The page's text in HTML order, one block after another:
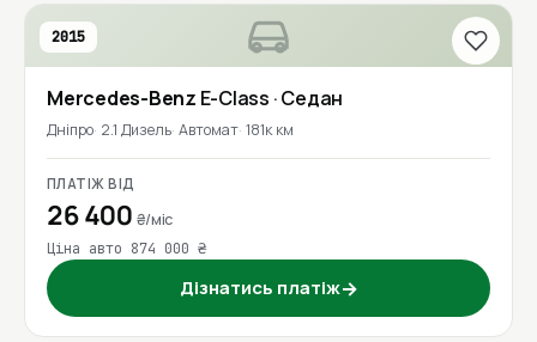
2015
Mercedes-Benz E-Class · Седан
Дніпро 2.1 Дизель Автомат 181к км
ПЛАТІЖ ВІД
26 400 ₴/міс
Ціна авто 874 000 ₴
Дізнатись платіж→